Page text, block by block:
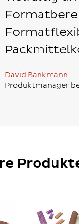
David Bankmann
Produktmanager